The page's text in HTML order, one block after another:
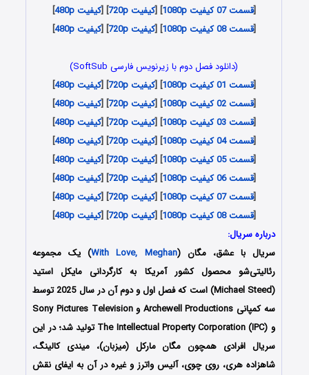
[قسمت 07 کیفیت 1080p ] [کیفیت 720p ] [کیفیت 480p
]
[قسمت 08 کیفیت 1080p ] [کیفیت 720p ] [کیفیت 480p ]
(دانلود فصل دوم با زیرنویس فارسی SoftSub)
[قسمت 01 کیفیت 1080p ] [کیفیت 720p ] [کیفیت 480p
]
[قسمت 02 کیفیت 1080p ] [کیفیت 720p ] [کیفیت 480p
]
[قسمت 03 کیفیت 1080p ] [کیفیت 720p ] [کیفیت 480p
]
[قسمت 04 کیفیت 1080p ] [کیفیت 720p ] [کیفیت 480p
]
[قسمت 05 کیفیت 1080p ] [کیفیت 720p ] [کیفیت 480p
]
[قسمت 06 کیفیت 1080p ] [کیفیت 720p ] [کیفیت 480p
]
[قسمت 07 کیفیت 1080p ] [کیفیت 720p ] [کیفیت 480p
]
[قسمت 08 کیفیت 1080p ] [کیفیت 720p ] [کیفیت 480p
]
درباره سریال:
سریال با عشق، مگان (With Love, Meghan) یک مجموعه
رئالیتی‌شو محصول کشور آمریکا به کارگردانی مایکل استید
(Michael Steed) است که فصل اول و دوم آن در سال 2025 توسط
سه کمپانی Archewell Productions و Sony Pictures Television
و The Intellectual Property Corporation (IPC) تولید شد؛ در این
سریال افرادی همچون مگان مارکل (میزبان)، میندی کالینگ،
شاهزاده هری، روی چوی، آلیس واترز و غیره در آن به ایفای نقش